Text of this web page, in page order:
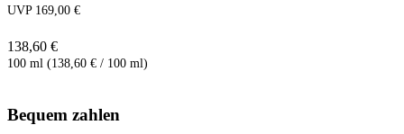
UVP 169,00 €
138,60 €
100 ml (138,60 € / 100 ml)
Bequem zahlen